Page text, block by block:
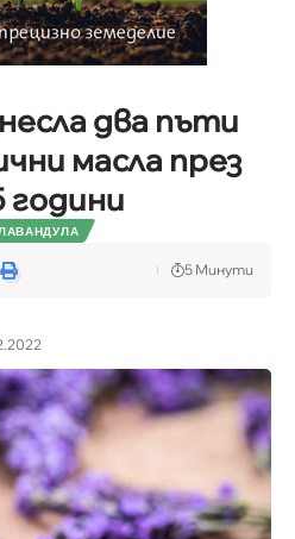
два пъти
масла през
години
5 Минути